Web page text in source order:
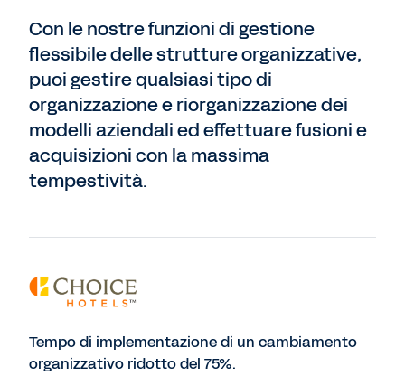
Con le nostre funzioni di gestione
flessibile delle strutture organizzative,
puoi gestire qualsiasi tipo di
organizzazione e riorganizzazione dei
modelli aziendali ed effettuare fusioni e
acquisizioni con la massima
tempestività.
Tempo di implementazione di un cambiamento
organizzativo ridotto del 75%.